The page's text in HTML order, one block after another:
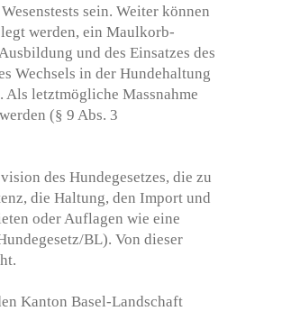
sein. Weiter können
werden, ein Maulkorb-
und des Einsatzes des
Wechsels in der Hundehaltung
Als letztmögliche Massnahme
(§ 9 Abs. 3
des Hundegesetzes, die zu
die Haltung, den Import und
oder Auflagen wie eine
BL). Von dieser
Kanton Basel-Landschaft